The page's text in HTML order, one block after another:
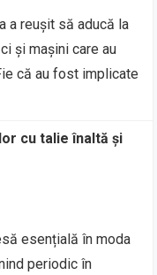
a reușit să aducă la
și mașini care au
că au fost implicate
cu talie înaltă și
esențială în moda
periodic în